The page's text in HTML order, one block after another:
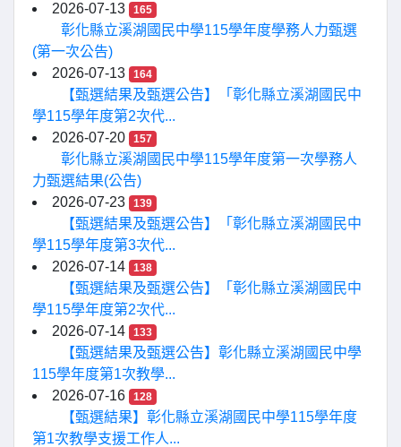
2026-07-13
165
彰化縣立溪湖國民中學115學年度學務人力甄選
(第一次公告)
2026-07-13
164
【甄選結果及甄選公告】「彰化縣立溪湖國民中
學115學年度第2次代...
2026-07-20
157
彰化縣立溪湖國民中學115學年度第一次學務人
力甄選結果(公告)
2026-07-23
139
【甄選結果及甄選公告】「彰化縣立溪湖國民中
學115學年度第3次代...
2026-07-14
138
【甄選結果及甄選公告】「彰化縣立溪湖國民中
學115學年度第2次代...
2026-07-14
133
【甄選結果及甄選公告】彰化縣立溪湖國民中學
115學年度第1次教學...
2026-07-16
128
【甄選結果】彰化縣立溪湖國民中學115學年度
第1次教學支援工作人...